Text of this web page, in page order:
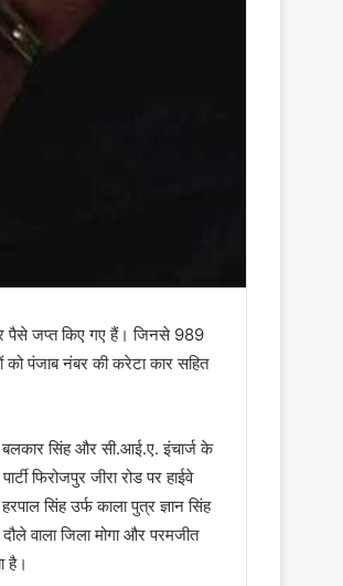
पैसे जप्त किए गए हैं। जिनसे 989
पंजाब नंबर की करेटा कार सहित
बलकार सिंह और सी.आई.ए. इंचार्ज के
फिरोजपुर जीरा रोड पर हाईवे
सिंह उर्फ काला पुत्र ज्ञान सिंह
वाला जिला मोगा और परमजीत
है।